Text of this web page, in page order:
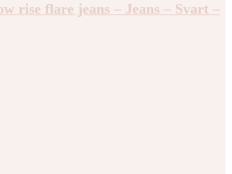
rise flare jeans – Jeans – Svart –